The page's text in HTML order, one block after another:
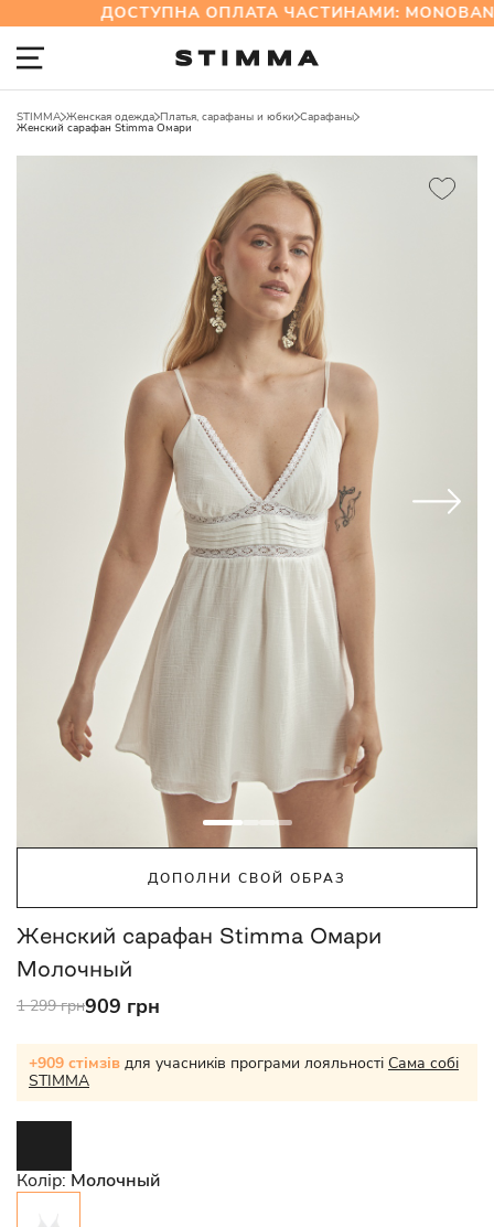
ДОСТУПНА ОПЛАТА ЧАСТИНАМИ:
STIMMA Женская одежда Платья, сарафаны и юбки Сарафаны
Женский сарафан Stimma Омари
ДОПОЛНИ СВОЙ ОБРАЗ
Женский сарафан Stimma Омари
Молочный
1 299 грн909 грн
+909 стімзів для учасників програми лояльності Сама собі
STIMMA
Колір: Молочный